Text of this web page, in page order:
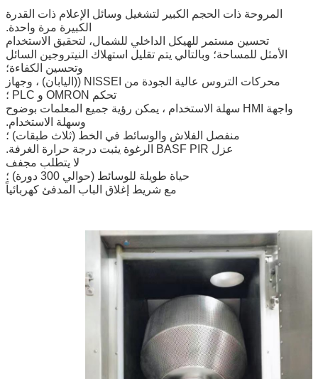
المروحة ذات الحجم الكبير لتشغيل وسائل الإعلام ذات القدرة
الكبيرة مرة واحدة.
تحسين مستمر للهيكل الداخلي للشمال، لتحقيق الاستخدام
الأمثل للمساحة؛ وبالتالي يتم تقليل استهلاك النيتروجين السائل
وتحسين الكفاءة؛
محركات التروس عالية الجودة من NISSEI ((اليابان) ، وجهاز
تحكم OMRON و PLC ؛
واجهة HMI سهلة الاستخدام ، يمكن رؤية جميع المعلمات بوضوح
وسهلة الاستخدام.
منفصل الفلاش والوسائط في الخط (ثلاث طبقات) ؛
عزل BASF PIR الرغوة يثبت درجة حرارة الغرفة.
لا يتطلب مجفف
حياة طويلة للوسائط (حوالي 300 دورة) ؛
مع شريط إغلاق الباب المدفئ كهربائياً